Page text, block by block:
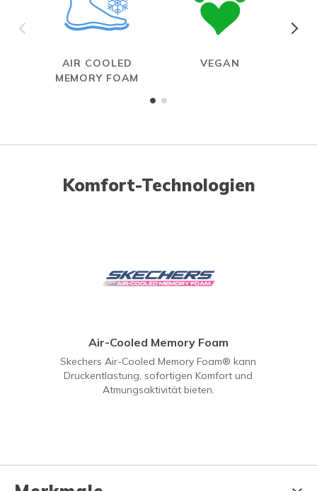
AIR COOLED
MEMORY FOAM
VEGAN
Komfort-Technologien
Air-Cooled Memory Foam
Skechers Air-Cooled Memory Foam® kann
Druckentlastung, sofortigen Komfort und
Atmungsaktivität bieten.